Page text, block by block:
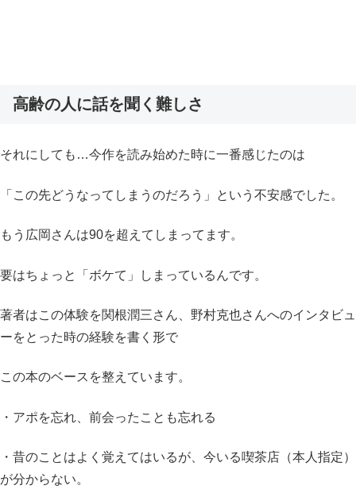
高齢の人に話を聞く難しさ
それにしても…今作を読み始めた時に一番感じたのは
「この先どうなってしまうのだろう」という不安感でした。
もう広岡さんは90を超えてしまってます。
要はちょっと「ボケて」しまっているんです。
著者はこの体験を関根潤三さん、野村克也さんへのインタビュ
ーをとった時の経験を書く形で
この本のベースを整えています。
・アポを忘れ、前会ったことも忘れる
・昔のことはよく覚えてはいるが、今いる喫茶店（本人指定）
が分からない。